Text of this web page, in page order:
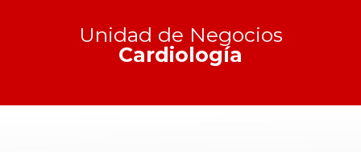
Unidad de Negocios
Cardiología